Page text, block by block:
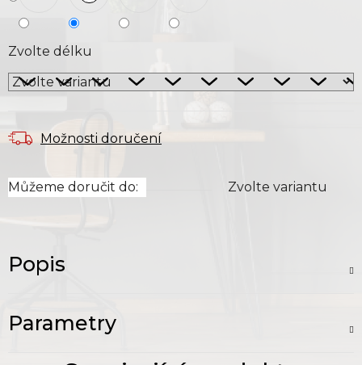
Zvolte délku
Můžeme doručit do: Zvolte variantu
Možnosti doručení
Popis
Parametry